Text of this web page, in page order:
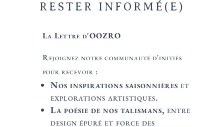
RESTER INFORMÉ(E)
La Lettre d'OOZRO
Rejoignez notre communauté d'initiés
pour recevoir :
Nos inspirations saisonnières et
explorations artistiques.
La poésie de nos talismans, entre
design épuré et force des